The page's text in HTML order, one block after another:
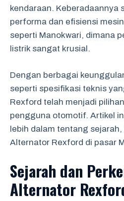
kendaraan. Keberadaannya
performa dan efisiensi
seperti Manokwari, dimana
listrik sangat krusial.
Dengan berbagai
seperti spesifikasi teknis
Rexford telah menjadi
pengguna otomotif. Artikel
lebih dalam tentang
Alternator Rexford di pasar
Sejarah dan
Alternator